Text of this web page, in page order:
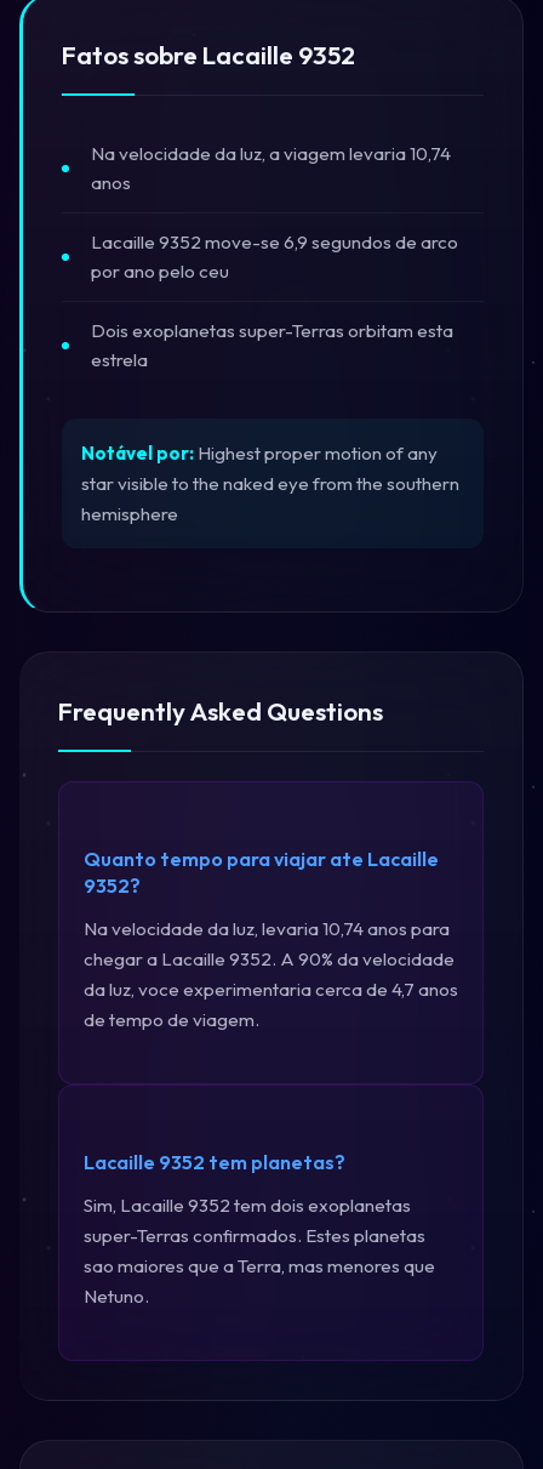
Fatos sobre Lacaille 9352
Na velocidade da luz, a viagem levaria 10,74
anos
Lacaille 9352 move-se 6,9 segundos de arco
por ano pelo ceu
Dois exoplanetas super-Terras orbitam esta
estrela
Notável por: Highest proper motion of any
star visible to the naked eye from the southern
hemisphere
Frequently Asked Questions
Quanto tempo para viajar ate Lacaille
9352?
Na velocidade da luz, levaria 10,74 anos para
chegar a Lacaille 9352. A 90% da velocidade
da luz, voce experimentaria cerca de 4,7 anos
de tempo de viagem.
Lacaille 9352 tem planetas?
Sim, Lacaille 9352 tem dois exoplanetas
super-Terras confirmados. Estes planetas
sao maiores que a Terra, mas menores que
Netuno.